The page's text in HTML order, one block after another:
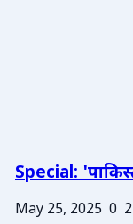
Special:
May 25, 2025 0